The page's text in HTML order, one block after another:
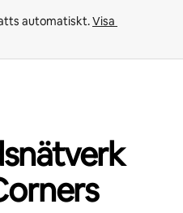
automatiskt. Visa